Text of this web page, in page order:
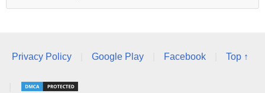
Privacy Policy Google Play Facebook Top ↑